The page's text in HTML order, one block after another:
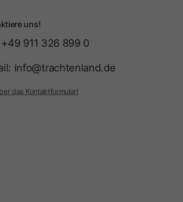
uns!
911 326 899 0
info@trachtenland.de
das Kontaktformular!